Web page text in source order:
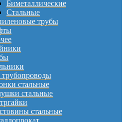
Биметаллические
Стальные
трубы
стальные
стальные
стальные